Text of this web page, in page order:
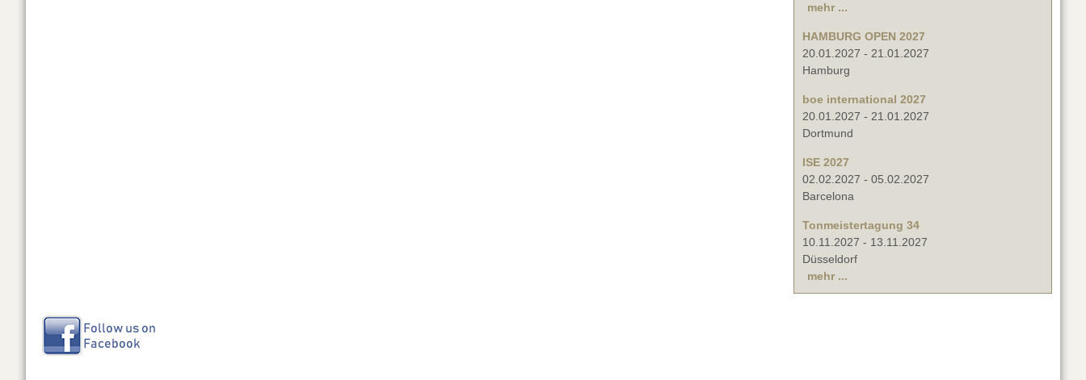
mehr ...
HAMBURG OPEN 2027
20.01.2027 - 21.01.2027
Hamburg
boe international 2027
20.01.2027 - 21.01.2027
Dortmund
ISE 2027
02.02.2027 - 05.02.2027
Barcelona
Tonmeistertagung 34
10.11.2027 - 13.11.2027
Düsseldorf
mehr ...